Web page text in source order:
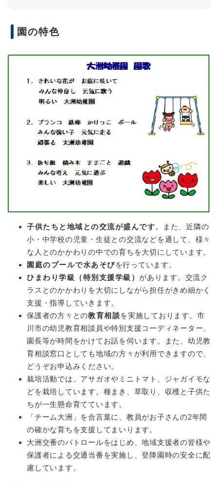
園の特色
子供たちと地域との交流が盛んです。また、近隣の
小・中学校の児童・生徒との交流などを通して、様々
な人とのかかわりの中での育ちを大切にしています。
園庭のプールで水あそびを行っています。
ひまわり学級（特別支援学級） があります。交流ク
ラスとのかかわりを大切にしながら担任がきめ細かく
支援・指導していきます。
保護者の方々との教育相談を実施しております。市
川市の幼児教育相談員や特別支援コーディネーター、
園長等が時間をかけてお話を伺います。また、幼児教
育相談窓口としても地域の方々が利用できますので、
どうぞお申込みください。
栽培活動では、アサガオやミニトマト、ジャガイモな
どを栽培しています。種まき、草取り、収穫と子供た
ちが一生懸命育てています。
「チーム大洲」を合言葉に、教員がお子さんの2年間
の確かな育ちを支援してまいります。
大洲交番のパトロールをはじめ、地域支援者の皆様や
保護者による交通当番を実施し、登降園時の安全に配
慮しています。